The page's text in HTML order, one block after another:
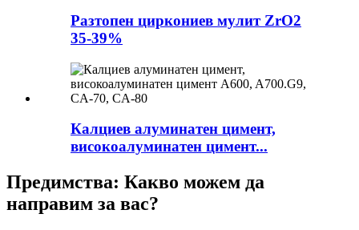
Разтопен циркониев мулит ZrO2
35-39%
Калциев алуминатен цимент,
високоалуминатен цимент...
Предимства: Какво можем да
направим за вас?